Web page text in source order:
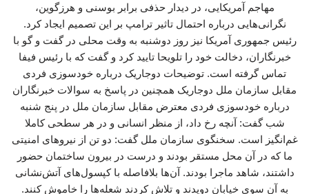
مهاجم آمریکایی، در دیدار حذفی برابر بوسنی و هرزگوین،
نگرانی‌هایی درباره احتمال تاثیر ترامپ بر این تصمیم ایجاد کرد.
رئیس جمهوری آمریکا نیز روز دوشنبه به وقت محلی در گفت و گو با
خبرنگاران، دخالت خود را تلویحا تایید کرد و گفت که با رئیس فیفا
تماس گرفته است. توضیحات دوجاریک درباره خودسوزی فردی
مقابل سازمان ملل دوجاریک همچنین در پاسخ به سوالات خبرنگاران
درباره خودسوزی فردی معترض مقابل سازمان ملل در پنج شنبه
شب گفت: آنچه رخ داد، از منظر انسانی و در هر سطحی کاملا
غم‌انگیز است. سخنگوی سازمان ملل گفت: دو تن از نیروهای امنیتی
ما که در آن محل مستقر بودند و درست در بیرون ساختمان حضور
داشتند، شاهد ماجرا بودند. آن‌ها بلافاصله با کپسول‌های آتش‌نشانی
به آن سوی خیابان دویدند و تلاش کردند شعله‌ها را خاموش کنند.